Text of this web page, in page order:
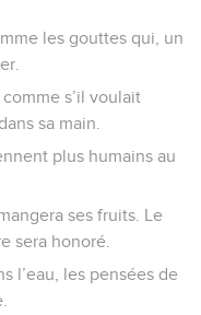
les gouttes qui, un
s’il voulait
sa main.
plus humains au
ses fruits. Le
sera honoré.
l’eau, les pensées de